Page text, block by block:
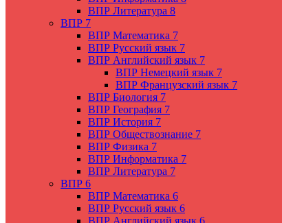
ВПР Литература 8
ВПР 7
ВПР Математика 7
ВПР Русский язык 7
ВПР Английский язык 7
ВПР Немецкий язык 7
ВПР Французский язык 7
ВПР Биология 7
ВПР География 7
ВПР История 7
ВПР Обществознание 7
ВПР Физика 7
ВПР Информатика 7
ВПР Литература 7
ВПР 6
ВПР Математика 6
ВПР Русский язык 6
ВПР Английский язык 6